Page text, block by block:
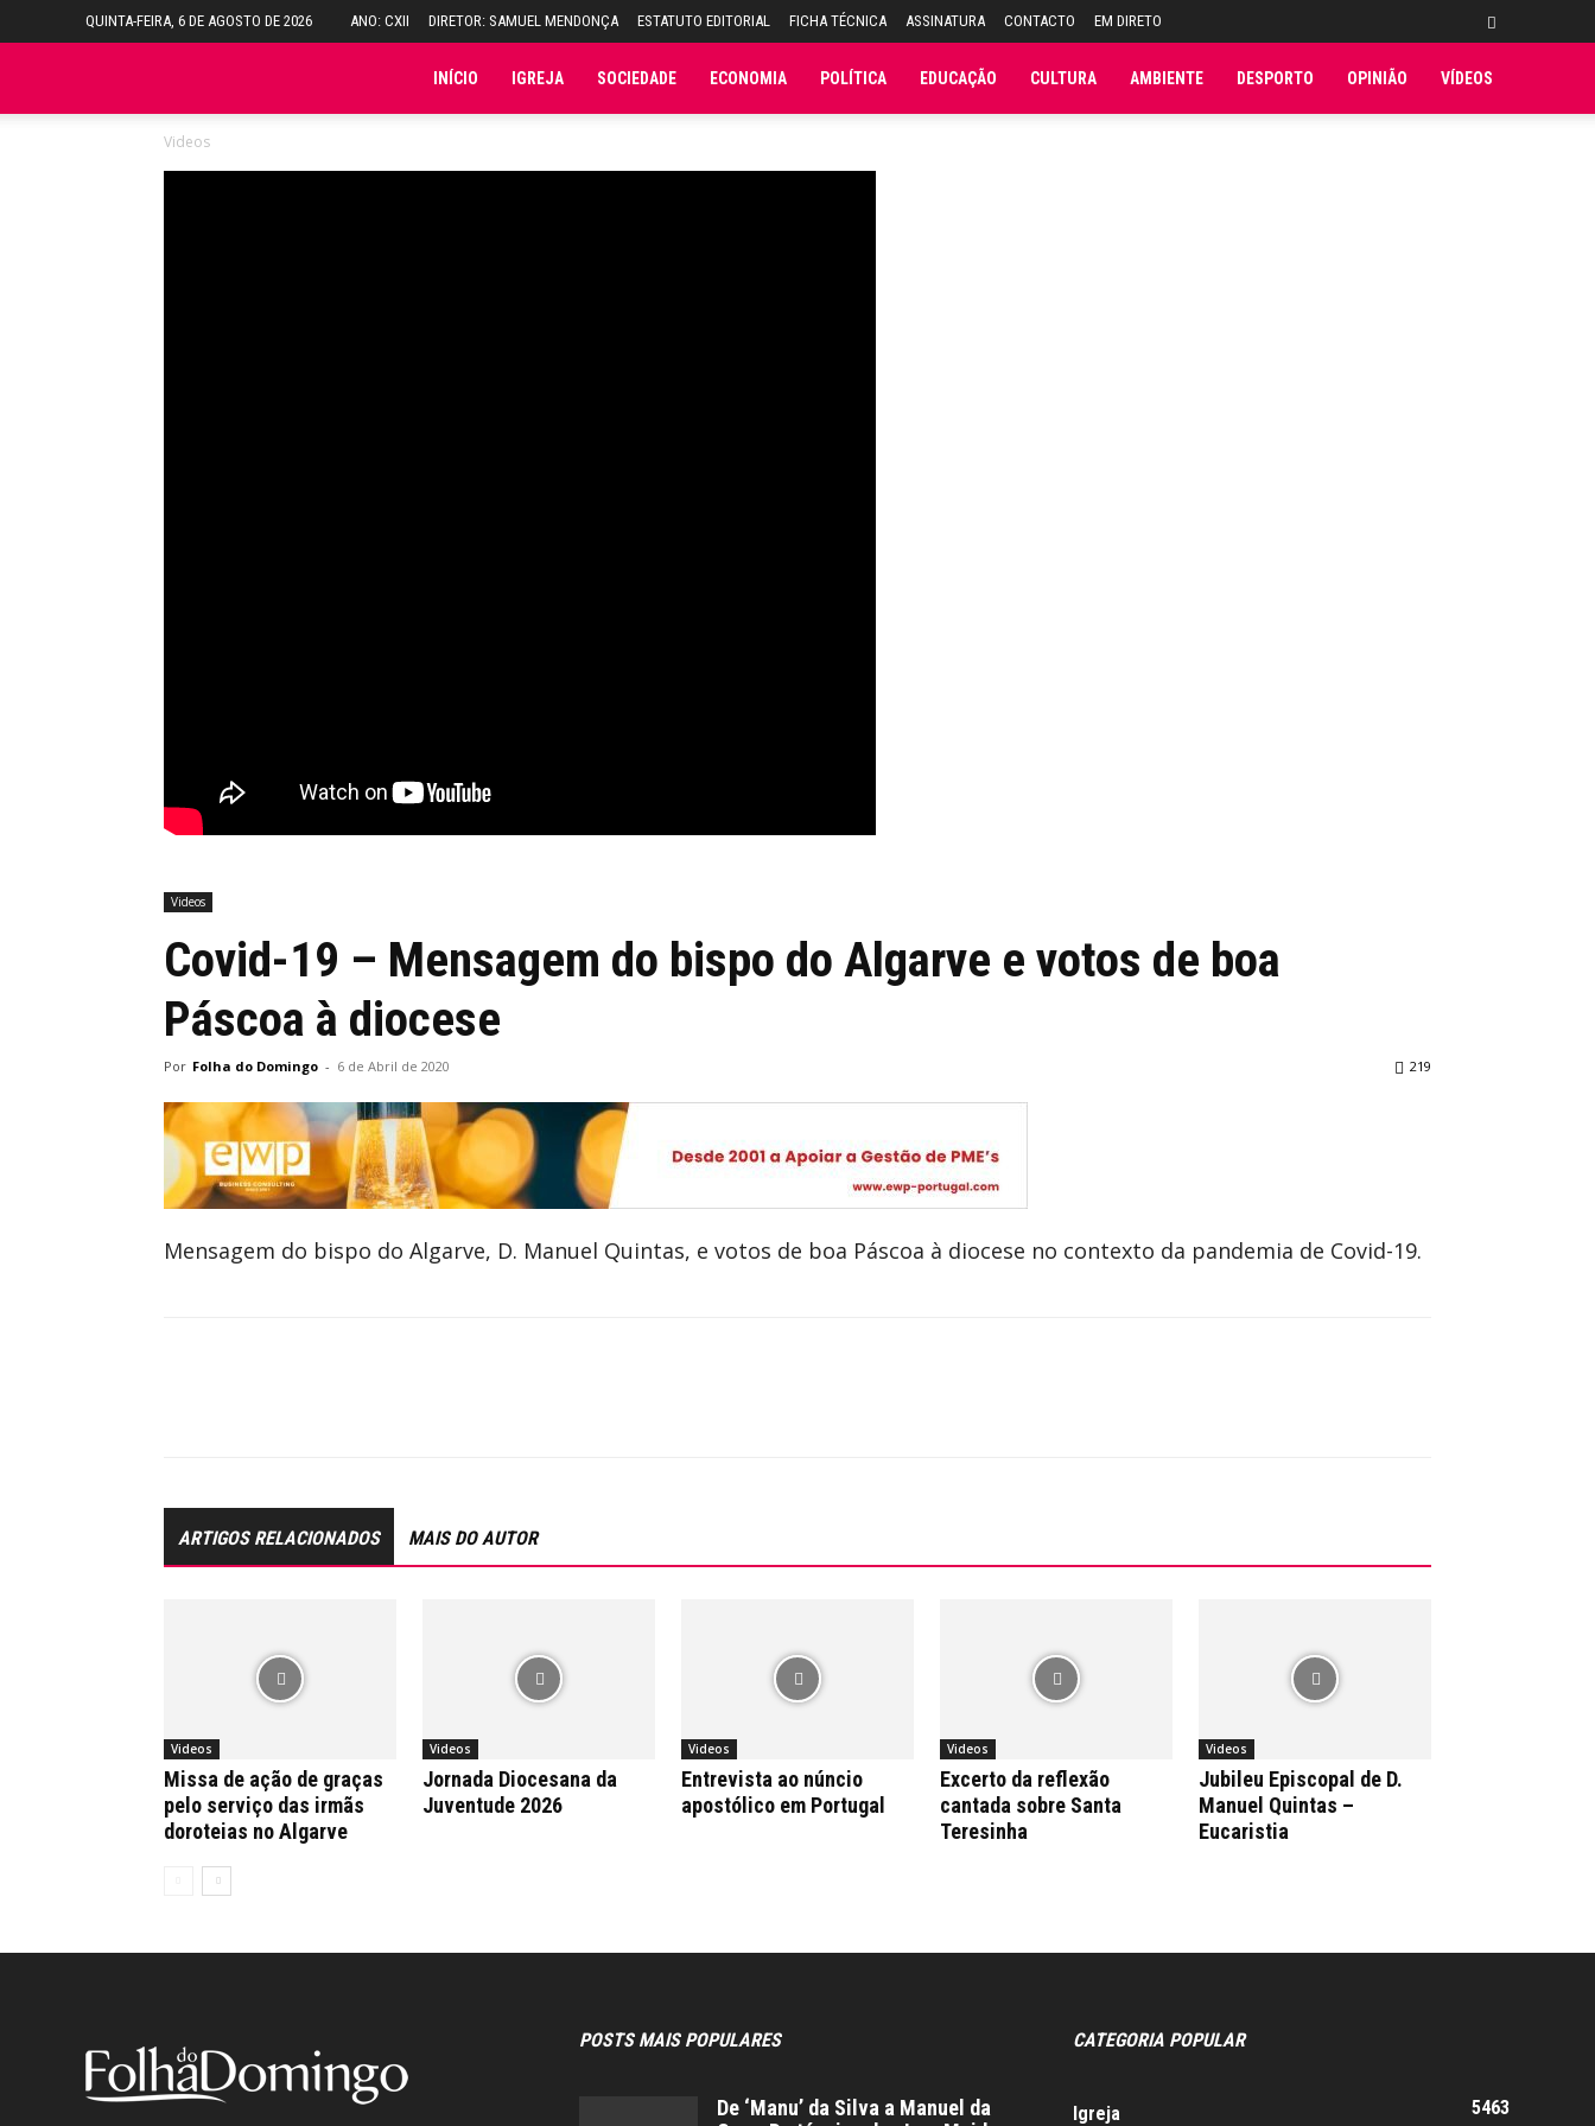
QUINTA-FEIRA, 6 DE AGOSTO DE 2026 ANO: CXII DIRETOR: SAMUEL MENDONÇA ESTATUTO EDITORIAL FICHA TÉCNICA ASSINATURA CONTACTO EM DIRETO
INÍCIO IGREJA SOCIEDADE ECONOMIA POLÍTICA EDUCAÇÃO CULTURA AMBIENTE DESPORTO OPINIÃO VÍDEOS
Videos
Videos
Covid-19 – Mensagem do bispo do Algarve e votos de boa
Páscoa à diocese
Por Folha do Domingo - 6 de Abril de 2020 219
Mensagem do bispo do Algarve, D. Manuel Quintas, e votos de boa Páscoa à diocese no contexto da pandemia de Covid-19.
ARTIGOS RELACIONADOS MAIS DO AUTOR
Videos
Missa de ação de graças
pelo serviço das irmãs
doroteias no Algarve
Videos
Jornada Diocesana da
Juventude 2026
Videos
Entrevista ao núncio
apostólico em Portugal
Videos
Excerto da reflexão
cantada sobre Santa
Teresinha
Videos
Jubileu Episcopal de D.
Manuel Quintas –
Eucaristia
POSTS MAIS POPULARES
De ‘Manu’ da Silva a Manuel da
CATEGORIA POPULAR
Igreja 5463